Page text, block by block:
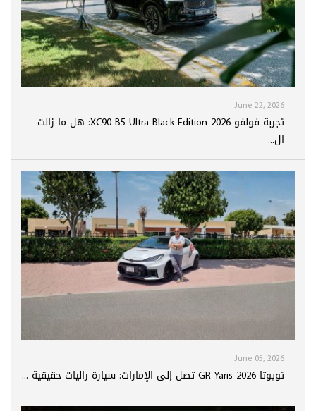
June 22, 2026
تجربة فولفو XC90 B5 Ultra Black Edition 2026: هل ما زالت
ال...
June 05, 2026
تويوتا GR Yaris 2026 تصل إلى الإمارات: سيارة راليات حقيقية ...